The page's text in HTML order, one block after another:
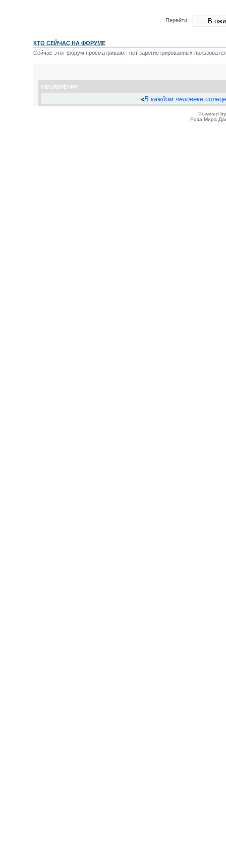
Перейти:
КТО СЕЙЧАС НА ФОРУМЕ
Сейчас этот форум просматривают: нет зарегистрированных
ОБЪЯВЛЕНИЯ
«В каждом человеке
Powered
Роза Мира